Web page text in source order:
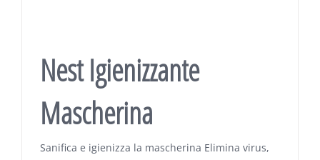
Nest Igienizzante
Mascherina
Sanifica e igienizza la mascherina Elimina virus,